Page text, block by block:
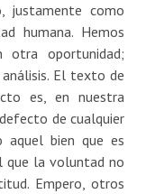
justamente como
humana. Hemos
oportunidad;
El texto de
es, en nuestra
de cualquier
aquel bien que es
la voluntad no
Empero, otros